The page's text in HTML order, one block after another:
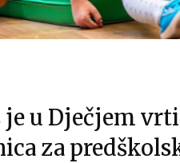
je u Dječjem
za